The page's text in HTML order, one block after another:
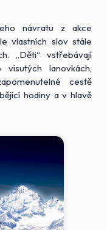
návratu z akce
vlastních slov stále
„Děti“ vstřebávají
lanovkách,
cestě
hodiny a v hlavě